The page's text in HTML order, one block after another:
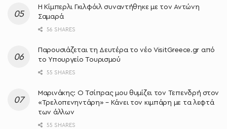
Η Κίμπερλι Γκιλφόιλ συναντήθηκε με τον Αντώνη
Σαμαρά
56 SHARES
Παρουσιάζεται τη Δευτέρα το νέο VisitGreece.gr από
το Υπουργείο Τουρισμού
55 SHARES
Μαρινάκης: Ο Τσίπρας μου θυμίζει τον Τεπενδρή στον
«Τρελοπενηντάρη» – Κάνει τον κιμπάρη με τα λεφτά
των άλλων
55 SHARES